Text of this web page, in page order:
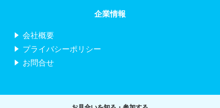
企業情報
会社概要
プライバシーポリシー
お問合せ